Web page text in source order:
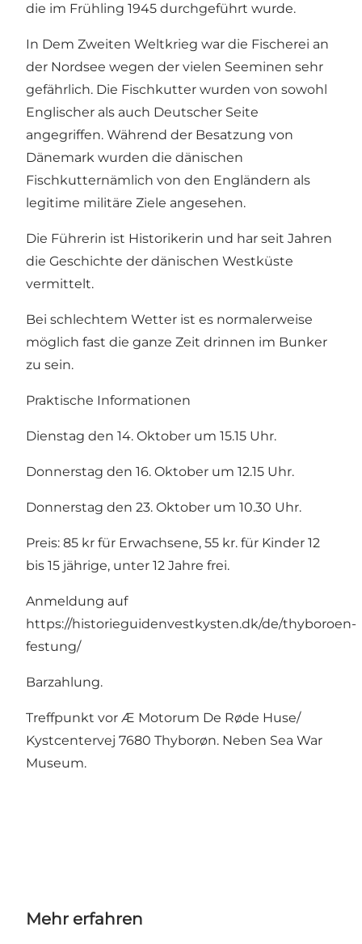
die im Frühling 1945 durchgeführt wurde.
In Dem Zweiten Weltkrieg war die Fischerei an
der Nordsee wegen der vielen Seeminen sehr
gefährlich. Die Fischkutter wurden von sowohl
Englischer als auch Deutscher Seite
angegriffen. Während der Besatzung von
Dänemark wurden die dänischen
Fischkutternämlich von den Engländern als
legitime militäre Ziele angesehen.
Die Führerin ist Historikerin und har seit Jahren
die Geschichte der dänischen Westküste
vermittelt.
Bei schlechtem Wetter ist es normalerweise
möglich fast die ganze Zeit drinnen im Bunker
zu sein.
Praktische Informationen
Dienstag den 14. Oktober um 15.15 Uhr.
Donnerstag den 16. Oktober um 12.15 Uhr.
Donnerstag den 23. Oktober um 10.30 Uhr.
Preis: 85 kr für Erwachsene, 55 kr. für Kinder 12
bis 15 jährige, unter 12 Jahre frei.
Anmeldung auf
https://historieguidenvestkysten.dk/de/thyboroen-
festung/
Barzahlung.
Treffpunkt vor Æ Motorum De Røde Huse/
Kystcentervej 7680 Thyborøn. Neben Sea War
Museum.
Mehr erfahren